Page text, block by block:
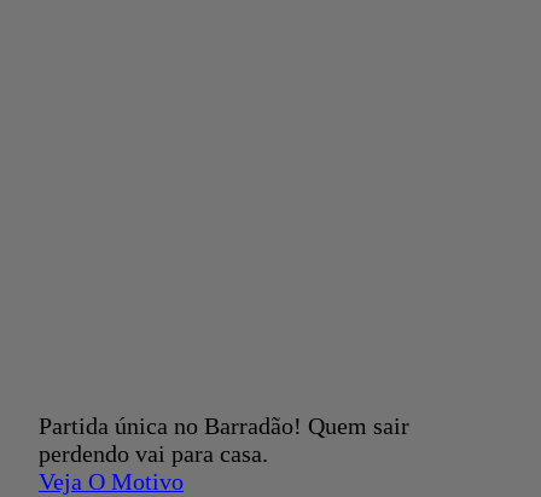
Partida única no Barradão! Quem sair
perdendo vai para casa.
Veja O Motivo